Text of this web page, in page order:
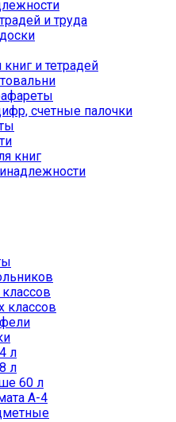
и труда
и тетрадей
счетные палочки
книг
классов
л
л
60 л
А-4